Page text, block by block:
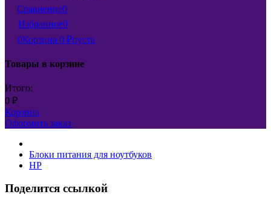
Сравнение0
Избранное0
0Корзина 0 ₽пуста
Товары в корзине
Итого:
0 ₽
Корзина
Оформить заказ
Блоки питания для ноутбуков
HP
Поделится ссылкой